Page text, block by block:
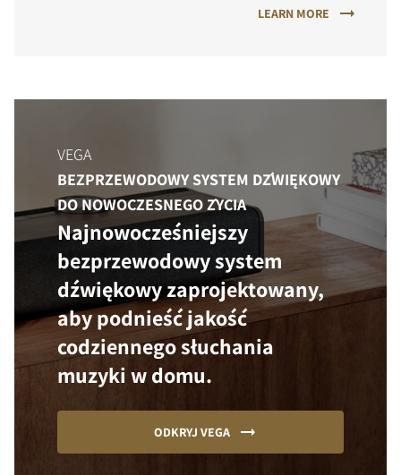
LEARN MORE
VEGA
BEZPRZEWODOWY SYSTEM DŹWIĘKOWY
DO NOWOCZESNEGO ŻYCIA
Najnowocześniejszy
bezprzewodowy system
dźwiękowy zaprojektowany,
aby podnieść jakość
codziennego słuchania
muzyki w domu.
ODKRYJ VEGA